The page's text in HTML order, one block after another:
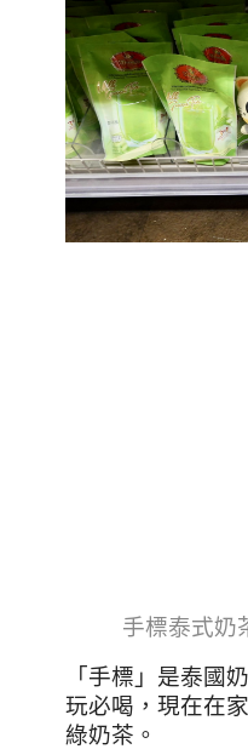
手標泰式奶
「手標」是泰國
玩必喝，現在在
綠奶茶。